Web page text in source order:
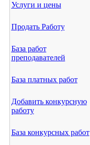
Услуги и цены
Продать Работу
База работ
преподавателей
База платных работ
Добавить конкурсную
работу
База конкурсных работ